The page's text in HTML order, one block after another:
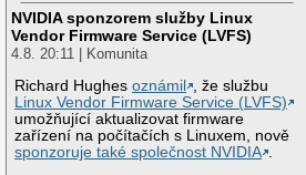
NVIDIA sponzorem služby Linux
Vendor Firmware Service (LVFS)
4.8. 20:11 | Komunita
Richard Hughesoznámil
, že službu
Linux Vendor Firmware Service (LVFS)
umožňující aktualizovat firmware
zařízení na počítačích s Linuxem, nově
sponzoruje také společnost NVIDIA .